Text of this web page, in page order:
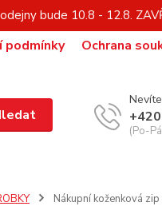
bude 10.8 - 12.8.
podmínky Ochrana
(Po-
Nákupní koženková zip